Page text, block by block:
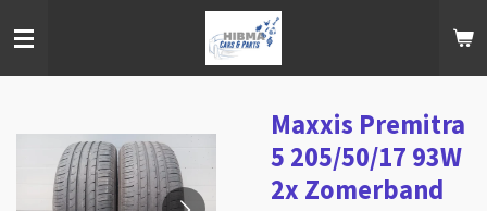
direct
Maxxis Premitra
5 205/50/17 93W
2x Zomerband